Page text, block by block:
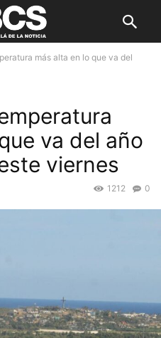
más alta en lo que va del
va del año
viernes
0
1212